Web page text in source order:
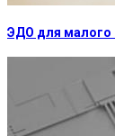
ЭДО для малого